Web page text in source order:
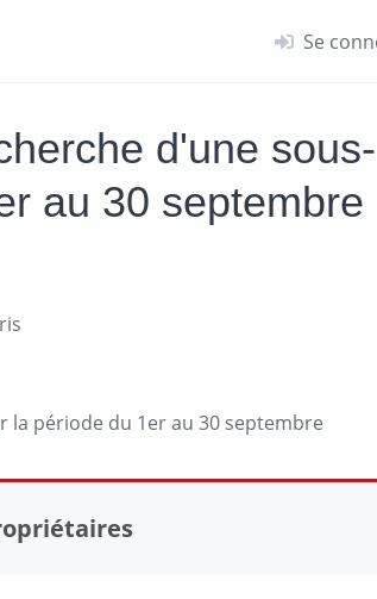
Se
d'une sous-
au 30 septembre
la période du 1er au 30 septembre